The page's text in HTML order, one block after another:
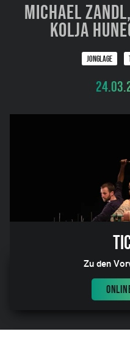
Michael
Kolja
JONGLAGE
Zu den